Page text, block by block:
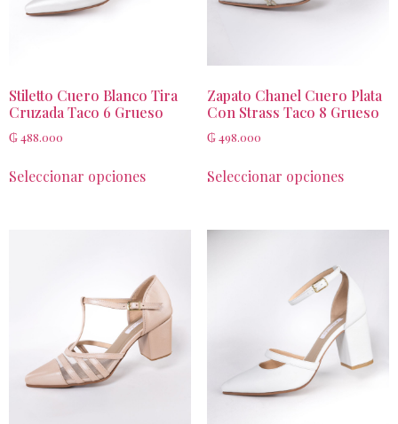
Stiletto Cuero Blanco Tira
Cruzada Taco 6 Grueso
₲488.000
Seleccionar opciones
Zapato Chanel Cuero Plata
Con Strass Taco 8 Grueso
₲498.000
Seleccionar opciones